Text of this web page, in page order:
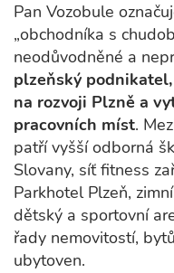
Pan Vozobule
„obchodníka s
neodůvodněné a
plzeňský
na rozvoji Plzně a
pracovních míst.
patří vyšší odborná
Slovany, síť fitness
Parkhotel Plzeň,
dětský a sportovní
řady nemovitostí,
ubytoven.